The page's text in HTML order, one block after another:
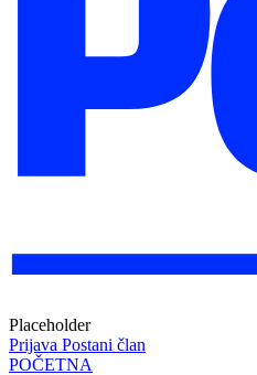
Placeholder
Prijava Postani član
POČETNA